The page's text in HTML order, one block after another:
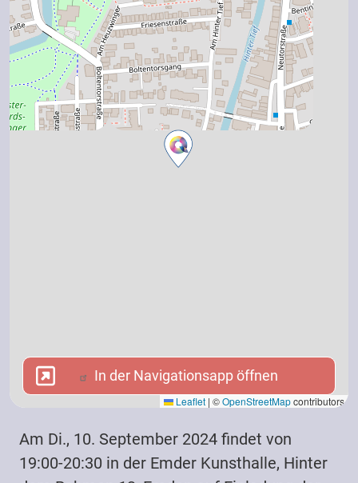
Leaflet | ©OpenStreetMapcontributors
In der Navigationsapp öffnen
In der Navigationsapp öffnen
Am Di., 10. September 2024 findet von
19:00-20:30 in der Emder Kunsthalle, Hinter